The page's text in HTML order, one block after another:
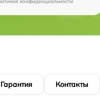
Гарантия Контакты